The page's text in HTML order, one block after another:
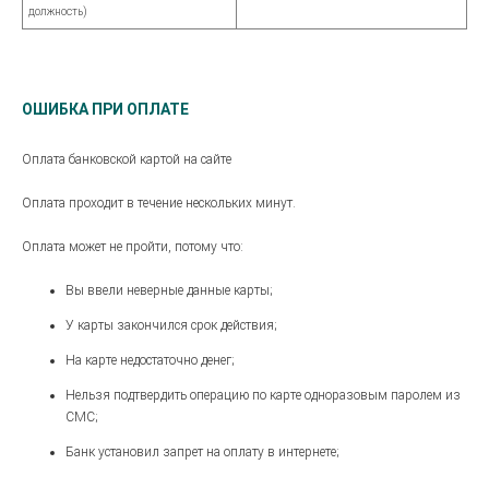
должность)
ОШИБКА ПРИ ОПЛАТЕ
Оплата банковской картой на сайте
Оплата проходит в течение нескольких минут.
Оплата может не пройти, потому что:
Вы ввели неверные данные карты;
У карты закончился срок действия;
На карте недостаточно денег;
Нельзя подтвердить операцию по карте одноразовым паролем из
СМС;
Банк установил запрет на оплату в интернете;